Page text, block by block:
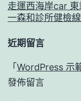
走運西海岸car
一森和診所健檢線
近期留言
「 WordPress 示
發佈留言